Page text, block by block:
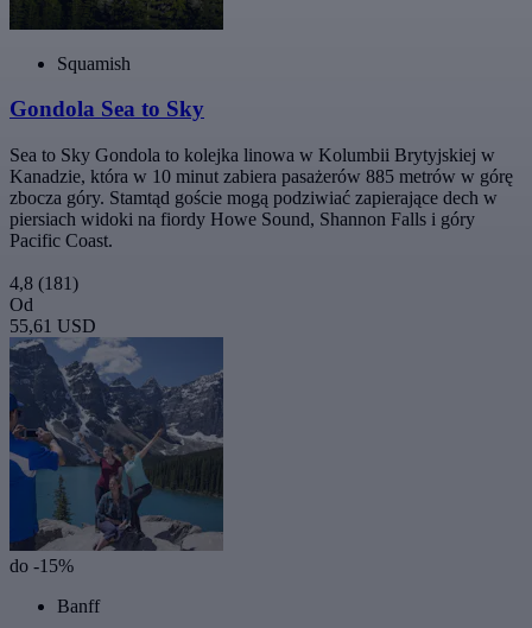
Squamish
Gondola Sea to Sky
Sea to Sky Gondola to kolejka linowa w Kolumbii Brytyjskiej w
Kanadzie, która w 10 minut zabiera pasażerów 885 metrów w górę
zbocza góry. Stamtąd goście mogą podziwiać zapierające dech w
piersiach widoki na fiordy Howe Sound, Shannon Falls i góry
Pacific Coast.
4,8 (181)
Od
55,61 USD
do -15%
Banff